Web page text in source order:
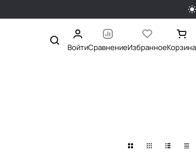
ВойтиСравнениеИзбранноеКорзина